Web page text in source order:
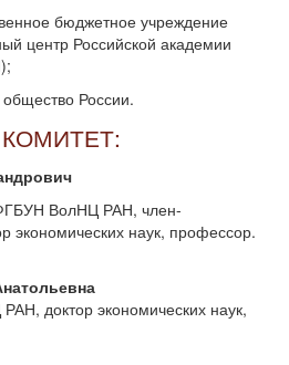
бюджетное учреждение
центр Российской академии
России.
ВолНЦ РАН, член-
экономических наук, профессор.
доктор экономических наук,